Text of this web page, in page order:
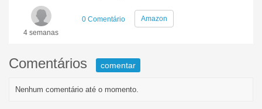
4 semanas
0 Comentário Amazon
Comentários comentar
Nenhum comentário até o momento.